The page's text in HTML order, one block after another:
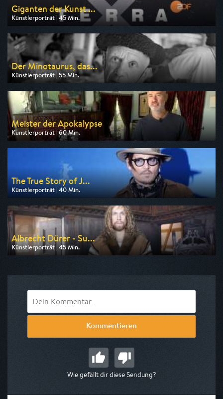
Giganten der Kunst ...
Künstlerporträt | 45 Min.
Ausgestrahlt von ZDF
am 08.08.2026, 02:45
Der Minotaurus, das...
Künstlerporträt | 55 Min.
Ausgestrahlt von arte
am 09.08.2026, 17:00
Meister der Apokalypse
Künstlerporträt | 60 Min.
Ausgestrahlt von Phoenix
am 07.08.2026, 22:30
The True Story of J...
Künstlerporträt | 40 Min.
Ausgestrahlt von 3sat
am 10.08.2026, 19:20
Albrecht Dürer - Su...
Künstlerporträt | 45 Min.
Ausgestrahlt von ZDF info
Kommentieren
Wie gefällt dir diese Sendung?